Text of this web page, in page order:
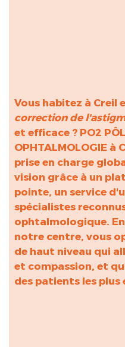
Vous habitez à Creil
correction de
et efficace ? PO2
OPHTALMOLOGIE
prise en charge
vision grâce à un
pointe, un service
spécialistes
ophtalmologique.
notre centre, vous
de haut niveau qui
et compassion, et
des patients les plus